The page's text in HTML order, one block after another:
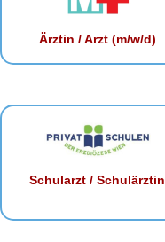
Ärztin / Arzt (m/w/d)
Schularzt / Schulärztin